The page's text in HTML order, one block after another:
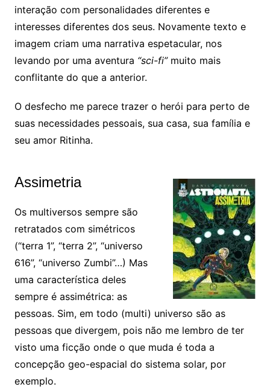
interação com personalidades diferentes e
interesses diferentes dos seus. Novamente texto e
imagem criam uma narrativa espetacular, nos
levando por uma aventura “sci-fi”muito mais
conflitante do que a anterior.
O desfecho me parece trazer o herói para perto de
suas necessidades pessoais, sua casa, sua família e
seu amor Ritinha.
Assimetria
Os multiversos sempre são
retratados com simétricos
(“terra 1”, “terra 2”, “universo
616”, “universo Zumbi”…) Mas
uma característica deles
sempre é assimétrica: as
pessoas. Sim, em todo (multi) universo são as
pessoas que divergem, pois não me lembro de ter
visto uma ficção onde o que muda é toda a
concepção geo-espacial do sistema solar, por
exemplo.